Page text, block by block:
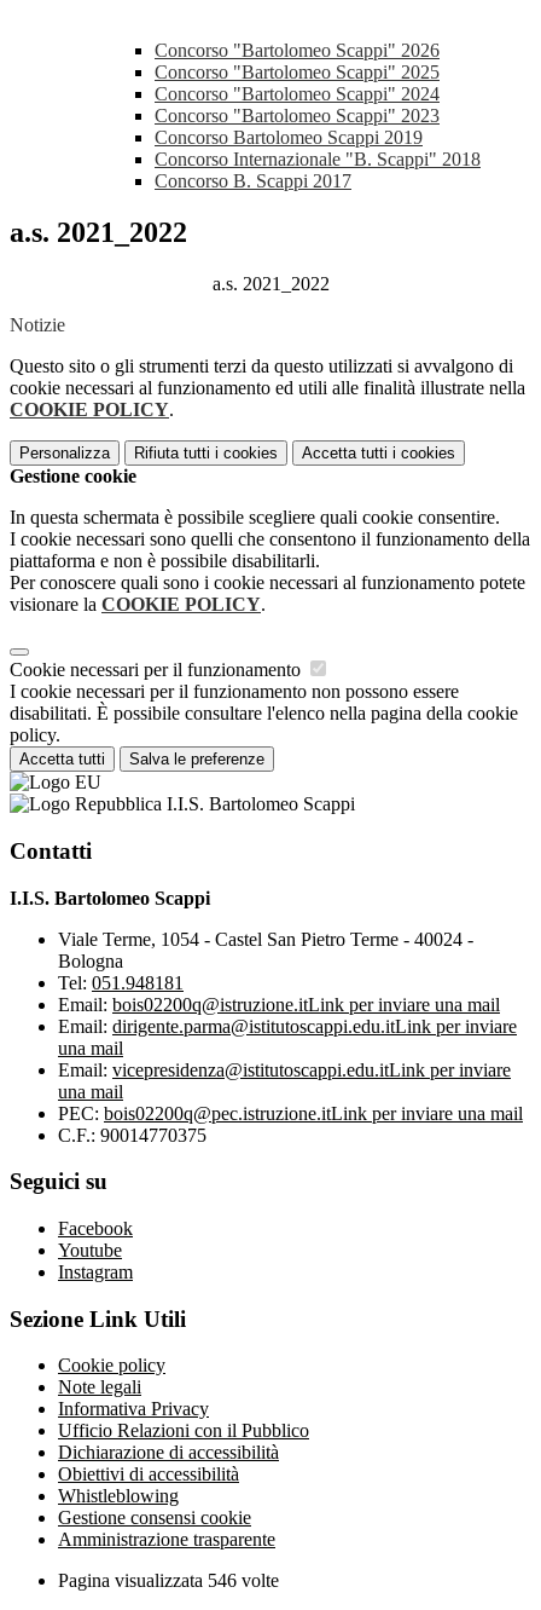
Concorso "Bartolomeo Scappi" 2026
Concorso "Bartolomeo Scappi" 2025
Concorso "Bartolomeo Scappi" 2024
Concorso "Bartolomeo Scappi" 2023
Concorso Bartolomeo Scappi 2019
Concorso Internazionale "B. Scappi" 2018
Concorso B. Scappi 2017
a.s. 2021_2022
a.s. 2021_2022
Notizie
Questo sito o gli strumenti terzi da questo utilizzati si avvalgono di
cookie necessari al funzionamento ed utili alle finalità illustrate nella
COOKIE POLICY.
Personalizza Rifiuta tutti i cookies Accetta tutti i cookies
Gestione cookie
In questa schermata è possibile scegliere quali cookie consentire.
I cookie necessari sono quelli che consentono il funzionamento della
piattaforma e non è possibile disabilitarli.
Per conoscere quali sono i cookie necessari al funzionamento potete
visionare la COOKIE POLICY.
Cookie necessari per il funzionamento
I cookie necessari per il funzionamento non possono essere
disabilitati. È possibile consultare l'elenco nella pagina della cookie
policy.
Accetta tutti Salva le preferenze
I.I.S. Bartolomeo Scappi
Contatti
I.I.S. Bartolomeo Scappi
Viale Terme, 1054 - Castel San Pietro Terme - 40024 -
Bologna
Tel: 051.948181
Email: bois02200q@istruzione.itLink per inviare una mail
Email: dirigente.parma@istitutoscappi.edu.itLink per inviare
una mail
Email: vicepresidenza@istitutoscappi.edu.itLink per inviare
una mail
PEC: bois02200q@pec.istruzione.itLink per inviare una mail
C.F.: 90014770375
Seguici su
Facebook
Youtube
Instagram
Sezione Link Utili
Cookie policy
Note legali
Informativa Privacy
Ufficio Relazioni con il Pubblico
Dichiarazione di accessibilità
Obiettivi di accessibilità
Whistleblowing
Gestione consensi cookie
Amministrazione trasparente
Pagina visualizzata 546 volte